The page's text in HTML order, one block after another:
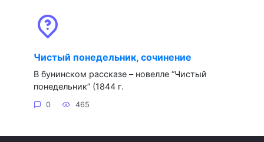
Чистый понедельник, сочинение
В бунинском рассказе – новелле “Чистый
понедельник” (1844 г.
0 465